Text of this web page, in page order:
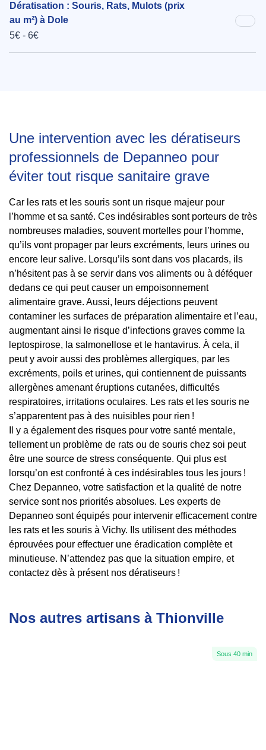
Dératisation : Souris, Rats, Mulots (prix
au m²) à Dole
5€ - 6€
Une intervention avec les dératiseurs
professionnels de Depanneo pour
éviter tout risque sanitaire grave
Car les rats et les souris sont un risque majeur pour
l’homme et sa santé. Ces indésirables sont porteurs de très
nombreuses maladies, souvent mortelles pour l’homme,
qu’ils vont propager par leurs excréments, leurs urines ou
encore leur salive. Lorsqu’ils sont dans vos placards, ils
n’hésitent pas à se servir dans vos aliments ou à déféquer
dedans ce qui peut causer un empoisonnement
alimentaire grave. Aussi, leurs déjections peuvent
contaminer les surfaces de préparation alimentaire et l’eau,
augmentant ainsi le risque d’infections graves comme la
leptospirose, la salmonellose et le hantavirus. À cela, il
peut y avoir aussi des problèmes allergiques, par les
excréments, poils et urines, qui contiennent de puissants
allergènes amenant éruptions cutanées, difficultés
respiratoires, irritations oculaires. Les rats et les souris ne
s’apparentent pas à des nuisibles pour rien !
Il y a également des risques pour votre santé mentale,
tellement un problème de rats ou de souris chez soi peut
être une source de stress conséquente. Qui plus est
lorsqu’on est confronté à ces indésirables tous les jours !
Chez Depanneo, votre satisfaction et la qualité de notre
service sont nos priorités absolues. Les experts de
Depanneo sont équipés pour intervenir efficacement contre
les rats et les souris à Vichy. Ils utilisent des méthodes
éprouvées pour effectuer une éradication complète et
minutieuse. N’attendez pas que la situation empire, et
contactez dès à présent nos dératiseurs !
Nos autres artisans à Thionville
Sous 40 min